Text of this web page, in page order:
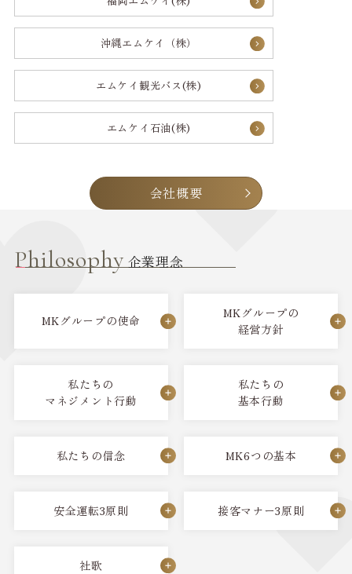
沖縄エムケイ（株）
エムケイ観光バス(株)
エムケイ石油(株)
会社概要
Philosophy 企業理念
MKグループの使命
MKグループの
経営方針
私たちの
マネジメント行動
私たちの
基本行動
私たちの信念 MK6つの基本
安全運転3原則 接客マナー3原則
社歌